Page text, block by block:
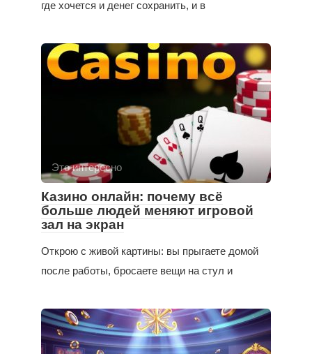
где хочется и денег сохранить, и в
Это интересно
Казино онлайн: почему всё
больше людей меняют игровой
зал на экран
Открою с живой картины: вы прыгаете домой
после работы, бросаете вещи на стул и